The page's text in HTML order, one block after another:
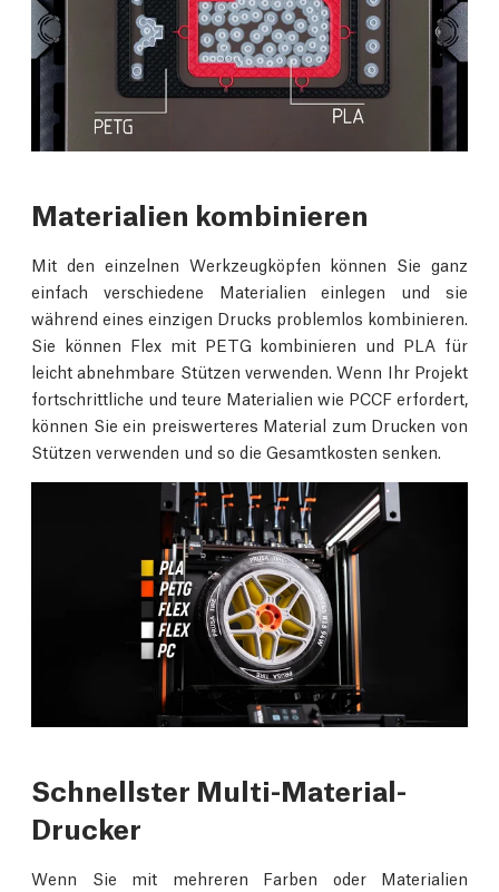
Materialien kombinieren
Mit den einzelnen Werkzeugköpfen können Sie ganz
einfach verschiedene Materialien einlegen und sie
während eines einzigen Drucks problemlos kombinieren.
Sie können Flex mit PETG kombinieren und PLA für
leicht abnehmbare Stützen verwenden. Wenn Ihr Projekt
fortschrittliche und teure Materialien wie PCCF erfordert,
können Sie ein preiswerteres Material zum Drucken von
Stützen verwenden und so die Gesamtkosten senken.
Schnellster Multi-Material-
Drucker
Wenn Sie mit mehreren Farben oder Materialien